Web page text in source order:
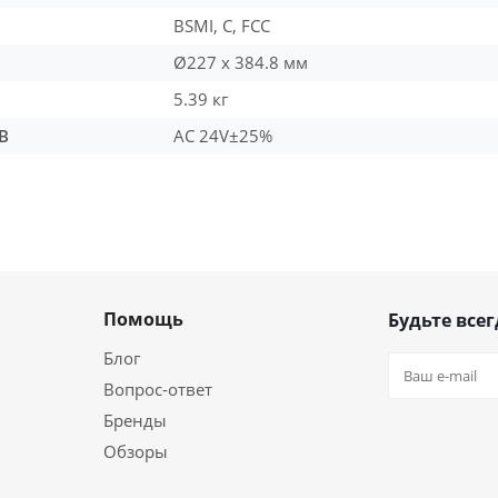
BSMI, C, FCC
Ø227 x 384.8 мм
5.39 кг
AC 24V±25%
Помощь
Блог
Вопрос-ответ
Бренды
Обзоры
Будьте